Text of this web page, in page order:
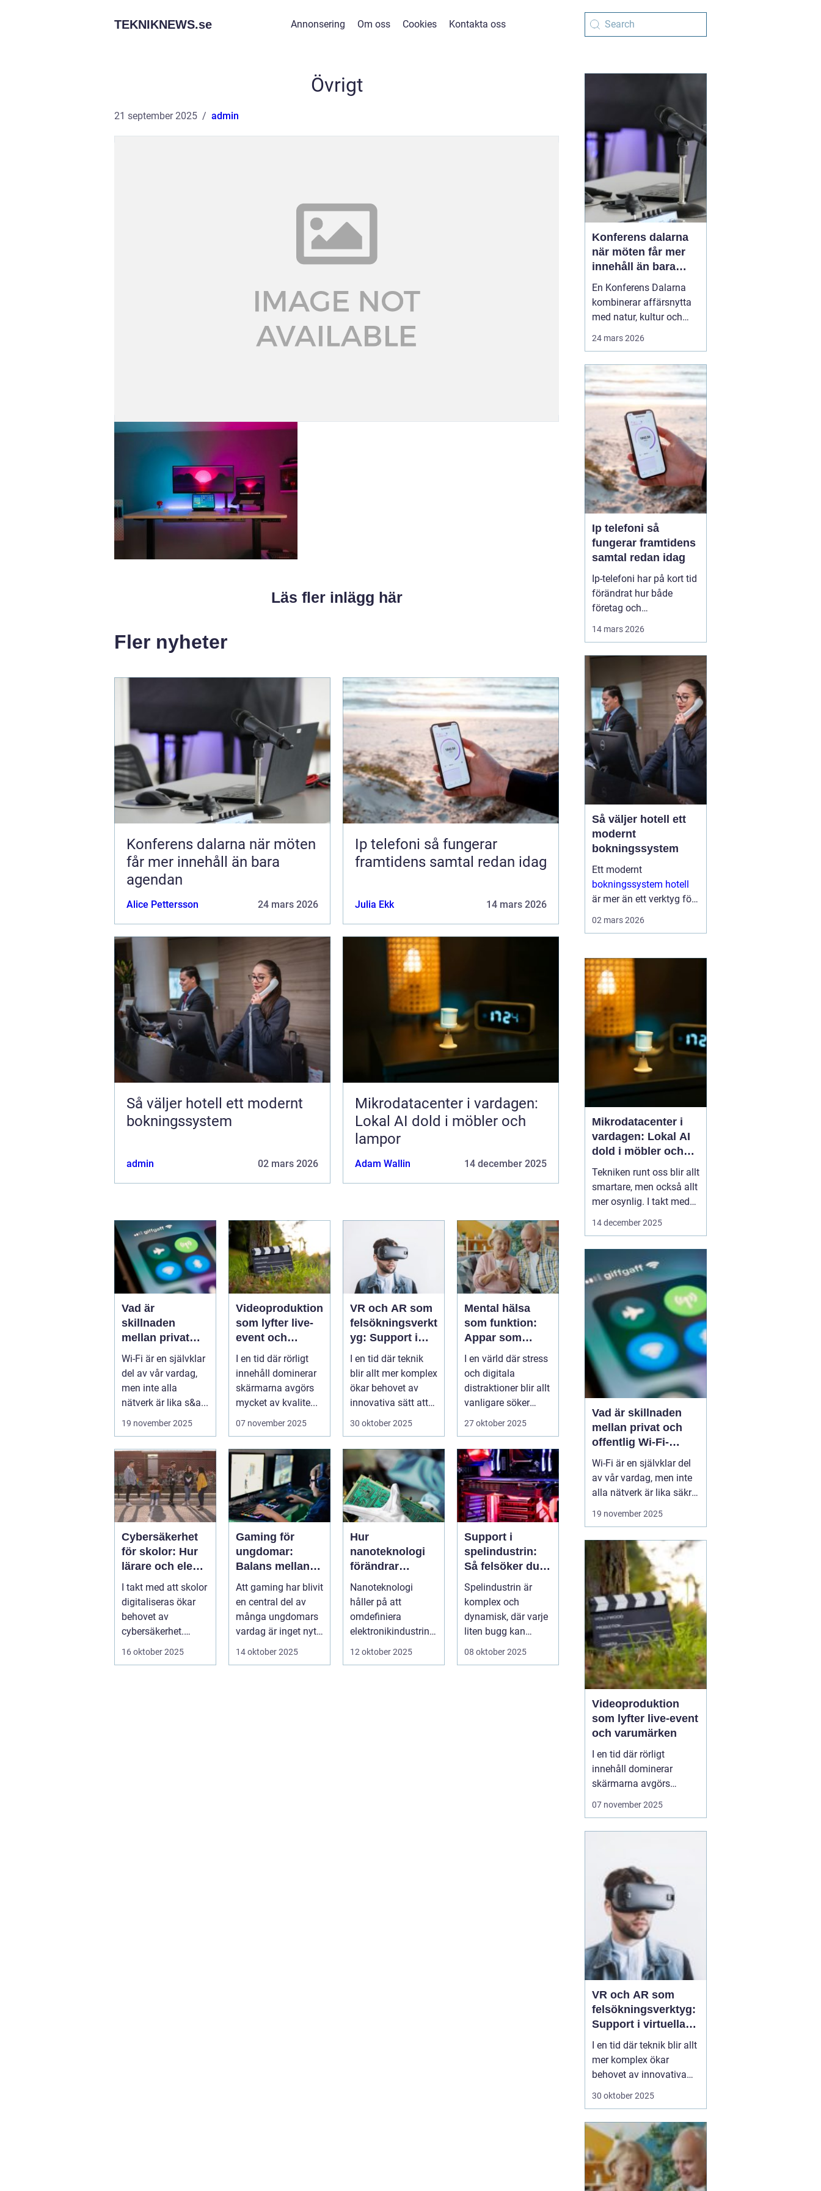
TEKNIKNEWS.se Annonsering Om oss Cookies Kontakta oss
Övrigt
21 september 2025 admin
Läs fler inlägg här
Fler nyheter
Konferens dalarna när möten
får mer innehåll än bara
agendan
Alice Pettersson 24 mars 2026
Ip telefoni så fungerar
framtidens samtal redan idag
Julia Ekk 14 mars 2026
Så väljer hotell ett modernt
bokningssystem
admin 02 mars 2026
Mikrodatacenter i vardagen:
Lokal AI dold i möbler och
lampor
Adam Wallin 14 december 2025
Vad är
skillnaden
mellan privat
och offentlig Wi-
Fi-säkerhet?
Wi-Fi är en självklar
del av vår vardag,
men inte alla
nätverk är lika s&a...
19 november 2025
Videoproduktion
som lyfter live-
event och
varumärken
I en tid där rörligt
innehåll dominerar
skärmarna avgörs
mycket av kvalite...
07 november 2025
VR och AR som
felsökningsverkt
yg: Support i
virtuella miljöer
I en tid där teknik
blir allt mer komplex
ökar behovet av
innovativa sätt att
ge supp...
30 oktober 2025
Mental hälsa
som funktion:
Appar som
övervakar och
stärker
välmående
I en värld där stress
och digitala
distraktioner blir allt
vanligare söker
mång...
27 oktober 2025
Cybersäkerhet
för skolor: Hur
lärare och elever
skyddar sina
data
I takt med att skolor
digitaliseras ökar
behovet av
cybersäkerhet.
Elever och lärare ...
16 oktober 2025
Gaming för
ungdomar:
Balans mellan
träning, skola
och socialt liv
Att gaming har blivit
en central del av
många ungdomars
vardag är inget nytt
– men ...
14 oktober 2025
Hur
nanoteknologi
förändrar
tillverkningen av
elektronik
Nanoteknologi
håller på att
omdefiniera
elektronikindustrin
på fundamental
12 oktober 2025
Support i
spelindustrin:
Så felsöker du
buggar och
förbättrar
spelupplevelsen
Spelindustrin är
komplex och
dynamisk, där varje
liten bugg kan
påverka
08 oktober 2025
Konferens dalarna
när möten får mer
innehåll än bara
agendan
En Konferens Dalarna
kombinerar affärsnytta
med natur, kultur och
Regionen lockar med
kort restid från
storstäderna, tydlig
årstidskänsla, stark lokal
matkultur och en miljö
som gör det lättare fö...
24 mars 2026
Ip telefoni så
fungerar framtidens
samtal redan idag
Ip-telefoni har på kort tid
förändrat hur både
företag och
går samtalen via
internet. Kostnaderna
sjunker, flexibiliteten
ökar och möjligheterna
att bygga ...
14 mars 2026
Så väljer hotell ett
modernt
bokningssystem
Ett modernt
bokningssystem hotell
är mer än ett verktyg för
verksamheten. Här
hanteras bokningar,
incheckning, betalningar,
gäs...
02 mars 2026
Mikrodatacenter i
vardagen: Lokal AI
dold i möbler och
lampor
Tekniken runt oss blir allt
smartare, men också allt
mer osynlig. I takt med
att lokal AI flyttar från
förändras hur vi tänker
kring beräkning,
integritet och k...
14 december 2025
Vad är skillnaden
mellan privat och
offentlig Wi-Fi-
säkerhet?
Wi-Fi är en självklar del
av vår vardag, men inte
alla nätverk är lika säkra.
Privata nätverk hemma
över vilka som får
ansluta, medan
offentliga Wi-Fi-nät...
19 november 2025
Videoproduktion
som lyfter live-event
och varumärken
I en tid där rörligt
innehåll dominerar
skärmarna avgörs
mycket av kvaliteten på
tydligt och minnesvä...
07 november 2025
VR och AR som
felsökningsverktyg:
Support i virtuella
miljöer
I en tid där teknik blir allt
mer komplex ökar
behovet av innovativa
sätt att ge support. VR
erbjuder nya möjligheter
för felsökning, där
supportpersonal...
30 oktober 2025